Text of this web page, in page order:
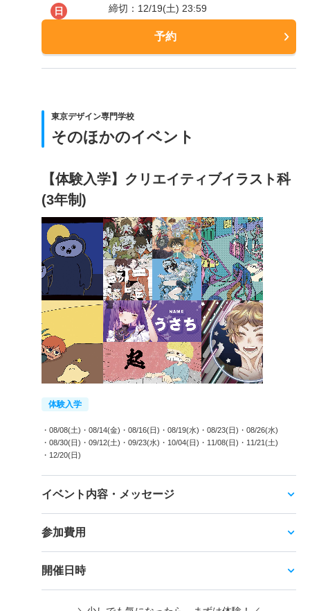
日
締切：12/19(土) 23:59
予約
東京デザイン専門学校
そのほかのイベント
【体験入学】クリエイティブイラスト科
(3年制)
体験入学
・08/08(土) ・08/14(金) ・08/16(日) ・08/19(水) ・08/23(日) ・08/26(水)
・08/30(日) ・09/12(土) ・09/23(水) ・10/04(日) ・11/08(日) ・11/21(土)
・12/20(日)
イベント内容・メッセージ
参加費用
開催日時